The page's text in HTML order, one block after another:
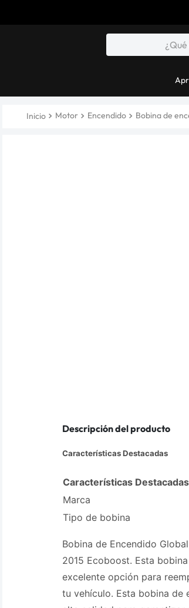
Motor Encendido Bobina de
Descripción del producto
Características Destacadas
Características Destacadas
Marca
Tipo de bobina
Bobina de Encendido
2015 Ecoboost. Esta
excelente opción para
tu vehículo. Esta bobina de